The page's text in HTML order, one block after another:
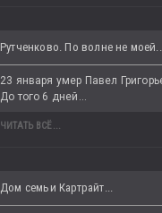
Рутченково. По волне не моей...
23 января умер Павел
До того 6 дней...
ЧИТАТЬ ВСЁ...
Дом семьи Картрайт...